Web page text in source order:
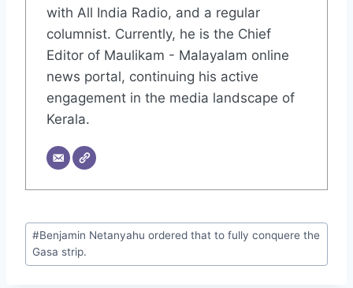
with All India Radio, and a regular
columnist. Currently, he is the Chief
Editor of Maulikam - Malayalam online
news portal, continuing his active
engagement in the media landscape of
Kerala.
#Benjamin Netanyahu ordered that to fully conquere the
Gasa strip.